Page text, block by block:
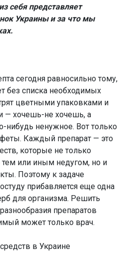
себя представляет
Украины и за что мы
сегодня равносильно тому,
без списка необходимых
цветными упаковками и
— хочешь-не хочешь, а
нибудь ненужное. Вот только
Каждый препарат — это
которые не только
тем или иным недугом, но и
Поэтому к задаче
прибавляется еще одна
для организма. Решить
препаратов
может только врач.
в Украине